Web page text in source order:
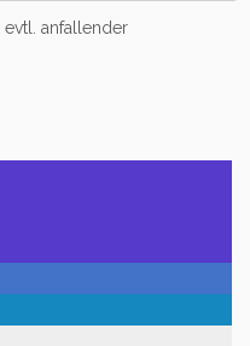
evtl. anfallender